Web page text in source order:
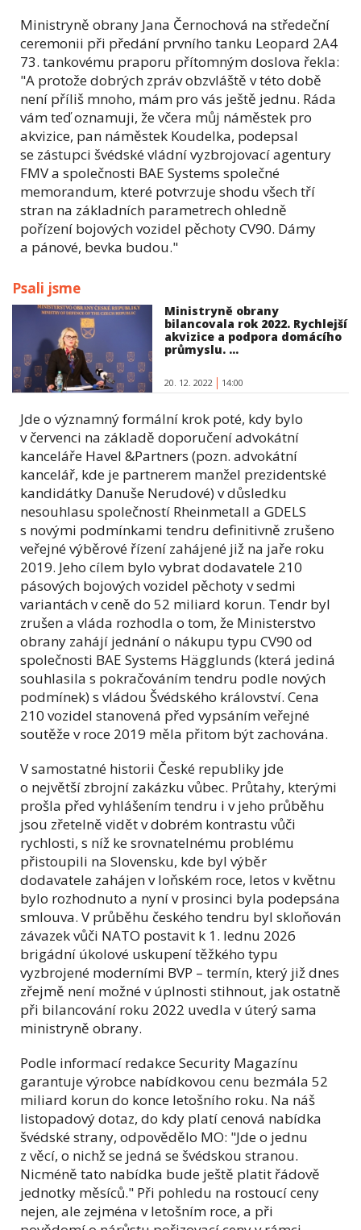
Ministryně obrany Jana Černochová na středeční
ceremonii při předání prvního tanku Leopard 2A4
73. tankovému praporu přítomným doslova řekla:
"A protože dobrých zpráv obzvláště v této době
není příliš mnoho, mám pro vás ještě jednu. Ráda
vám teď oznamuji, že včera můj náměstek pro
akvizice, pan náměstek Koudelka, podepsal
se zástupci švédské vládní vyzbrojovací agentury
FMV a společnosti BAE Systems společné
memorandum, které potvrzuje shodu všech tří
stran na základních parametrech ohledně
pořízení bojových vozidel pěchoty CV90. Dámy
a pánové, bevka budou."
Psali jsme
Ministryně obrany
bilancovala rok 2022. Rychlejší
akvizice a podpora domácího
průmyslu. ...
20. 12. 2022 14:00
Jde o významný formální krok poté, kdy bylo
v červenci na základě doporučení advokátní
kanceláře Havel &Partners (pozn. advokátní
kancelář, kde je partnerem manžel prezidentské
kandidátky Danuše Nerudové) v důsledku
nesouhlasu společností Rheinmetall a GDELS
s novými podmínkami tendru definitivně zrušeno
veřejné výběrové řízení zahájené již na jaře roku
2019. Jeho cílem bylo vybrat dodavatele 210
pásových bojových vozidel pěchoty v sedmi
variantách v ceně do 52 miliard korun. Tendr byl
zrušen a vláda rozhodla o tom, že Ministerstvo
obrany zahájí jednání o nákupu typu CV90 od
společnosti BAE Systems Hägglunds (která jediná
souhlasila s pokračováním tendru podle nových
podmínek) s vládou Švédského království. Cena
210 vozidel stanovená před vypsáním veřejné
soutěže v roce 2019 měla přitom být zachována.
V samostatné historii České republiky jde
o největší zbrojní zakázku vůbec. Průtahy, kterými
prošla před vyhlášením tendru i v jeho průběhu
jsou zřetelně vidět v dobrém kontrastu vůči
rychlosti, s níž ke srovnatelnému problému
přistoupili na Slovensku, kde byl výběr
dodavatele zahájen v loňském roce, letos v květnu
bylo rozhodnuto a nyní v prosinci byla podepsána
smlouva. V průběhu českého tendru byl skloňován
závazek vůči NATO postavit k 1. lednu 2026
brigádní úkolové uskupení těžkého typu
vyzbrojené moderními BVP – termín, který již dnes
zřejmě není možné v úplnosti stihnout, jak ostatně
při bilancování roku 2022 uvedla v úterý sama
ministryně obrany.
Podle informací redakce Security Magazínu
garantuje výrobce nabídkovou cenu bezmála 52
miliard korun do konce letošního roku. Na náš
listopadový dotaz, do kdy platí cenová nabídka
švédské strany, odpovědělo MO: "Jde o jednu
z věcí, o nichž se jedná se švédskou stranou.
Nicméně tato nabídka bude ještě platit řádově
jednotky měsíců." Při pohledu na rostoucí ceny
nejen, ale zejména v letošním roce, a při